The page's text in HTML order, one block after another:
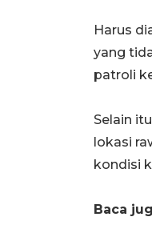
Harus
yang
patroli
Selain
lokasi
kondisi
Baca